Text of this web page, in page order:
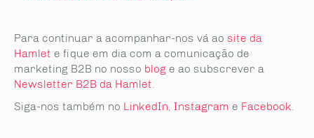
Para continuar a acompanhar-nos vá ao site da
Hamlet e fique em dia com a comunicação de
marketing B2B no nosso blog e ao subscrever a
Newsletter B2B da Hamlet.
Siga-nos também no LinkedIn, Instagram e Facebook.